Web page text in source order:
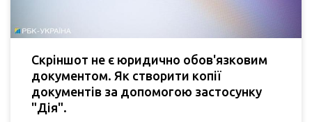
Скріншот не є юридично обов'язковим
документом. Як створити копії
документів за допомогою застосунку
"Дія".